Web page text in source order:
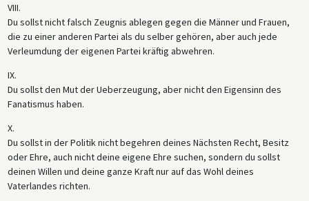
VIII.
Du sollst nicht falsch Zeugnis ablegen gegen die Männer und Frauen,
die zu einer anderen Partei als du selber gehören, aber auch jede
Verleumdung der eigenen Partei kräftig abwehren.
IX.
Du sollst den Mut der Ueberzeugung, aber nicht den Eigensinn des
Fanatismus haben.
X.
Du sollst in der Politik nicht begehren deines Nächsten Recht, Besitz
oder Ehre, auch nicht deine eigene Ehre suchen, sondern du sollst
deinen Willen und deine ganze Kraft nur auf das Wohl deines
Vaterlandes richten.